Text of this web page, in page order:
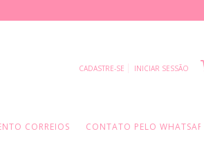
CADASTRE-SE INICIAR SESSÃO
CORREIOS CONTATO PELO WHATSAPP